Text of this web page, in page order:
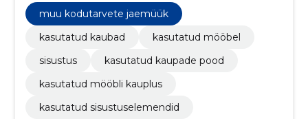
antiikmööbli turg, sisustus kasutatud mööbliga,
kvaliteetsed kasutatud kodukaubad, taskukohane
kasutatud mööbel
muu kodutarvete jaemüük
kasutatud kaubad
kasutatud mööbel
sisustus
kasutatud kaupade pood
kasutatud mööbli kauplus
kasutatud sisustuselemendid